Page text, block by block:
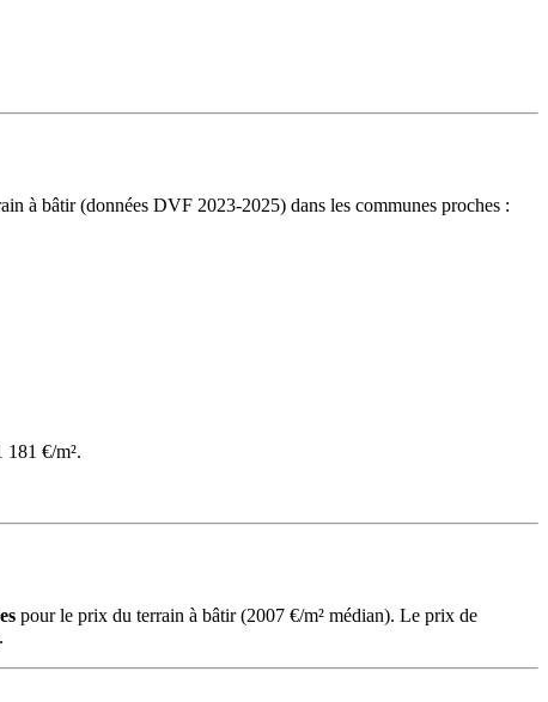
à bâtir (données DVF 2023-2025) dans les communes proches :
181 €/m².
pour le prix du terrain à bâtir (2007 €/m² médian). Le prix de